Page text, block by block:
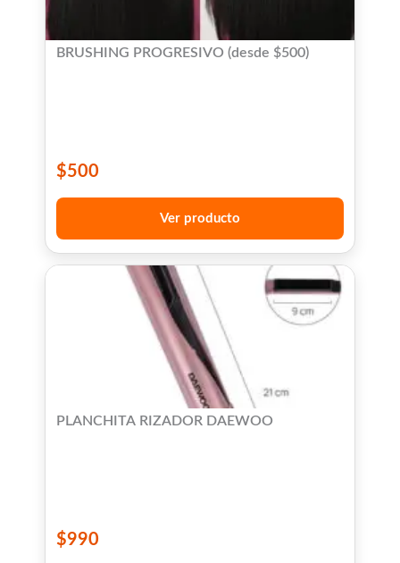
BRUSHING PROGRESIVO (desde $500)
$500
Ver producto
PLANCHITA RIZADOR DAEWOO
$990